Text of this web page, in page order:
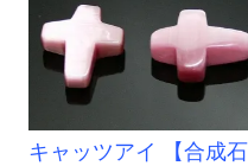
キャッツアイ 【合成石